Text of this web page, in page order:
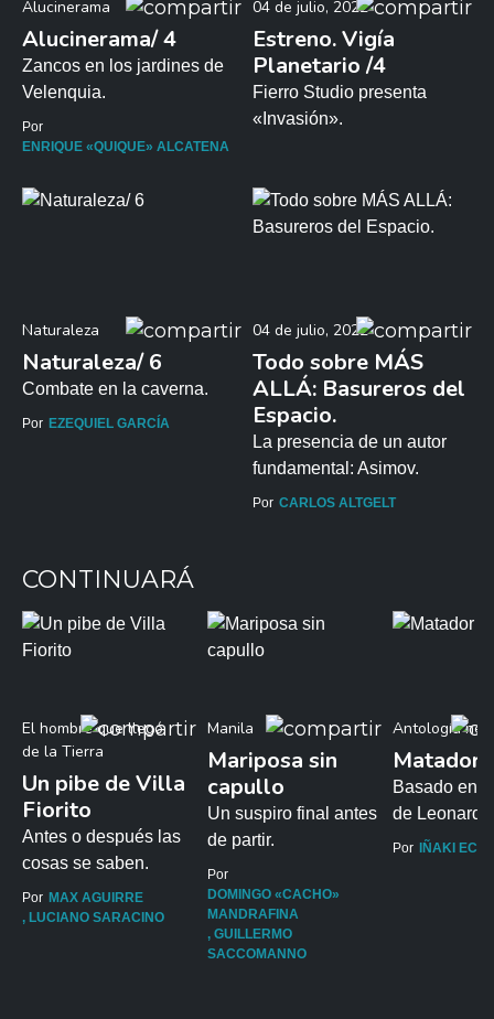
Alucinerama
Alucinerama/ 4
Zancos en los jardines de
Velenquia.
Por
ENRIQUE «QUIQUE» ALCATENA
04 de julio, 2022
Estreno. Vigía
Planetario /4
Fierro Studio presenta
«Invasión».
Naturaleza
Naturaleza/ 6
Combate en la caverna.
Por EZEQUIEL GARCÍA
04 de julio, 2022
Todo sobre MÁS
ALLÁ: Basureros del
Espacio.
La presencia de un autor
fundamental: Asimov.
Por CARLOS ALTGELT
CONTINUARÁ
El hombre que llegó
de la Tierra
Un pibe de Villa
Fiorito
Antes o después las
cosas se saben.
Por MAX AGUIRRE
LUCIANO SARACINO
Manila
Mariposa sin
capullo
Un suspiro final antes
de partir.
Por
DOMINGO «CACHO»
MANDRAFINA
GUILLERMO
SACCOMANNO
Antología
Matador
Basado en
de
Por IÑAKI